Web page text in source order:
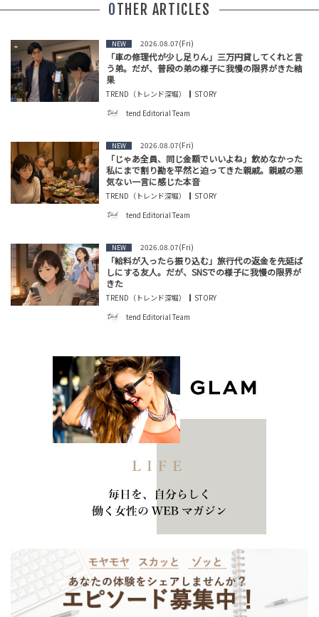
OTHER ARTICLES
NEW 2026.08.07(Fri)
「車の修理代が少し足りん」三万円貸してくれと言
う弟。だが、普段の弟の様子に我慢の限界がきた結
果
TREND（トレンド深堀）
STORY
tend Editorial Team
NEW 2026.08.07(Fri)
「じゃあ全員、同じ金額でいいよね」飲めなかった
私にまで割り勘を平然と迫ってきた親戚。親戚の悪
気ない一言に感じた本音
TREND（トレンド深堀）
STORY
tend Editorial Team
NEW 2026.08.07(Fri)
「給料が入ったら振り込む」旅行代の返金を先延ば
しにする友人。だが、SNSでの様子に我慢の限界が
きた
TREND（トレンド深堀）
STORY
tend Editorial Team